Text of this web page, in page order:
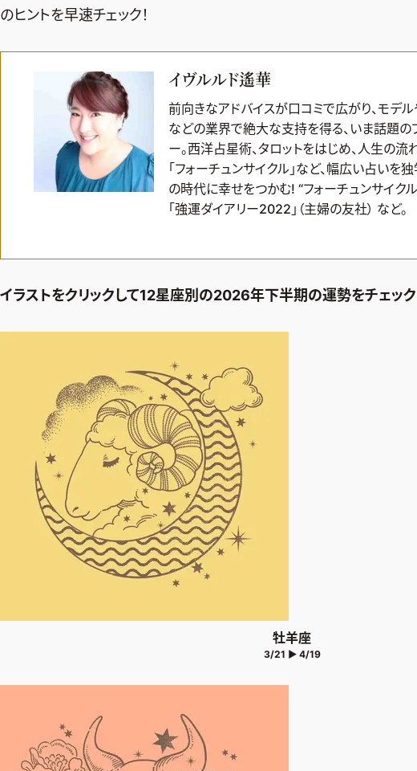
のヒントを早速チェック！
イヴルルド遙華
前向きなアドバイスが口コミで広がり、モデル
などの業界で絶大な支持を得る、いま話題の
ー。西洋占星術、タロットをはじめ、人生の
「フォーチュンサイクル」など、幅広い占いを
の時代に幸せをつかむ! “フォーチュンサイクル
「強運ダイアリー2022」（主婦の友社） など。
イラストをクリックして12星座別の2026年下半期の運勢をチェック
牡羊座
3/21 ▶ 4/19